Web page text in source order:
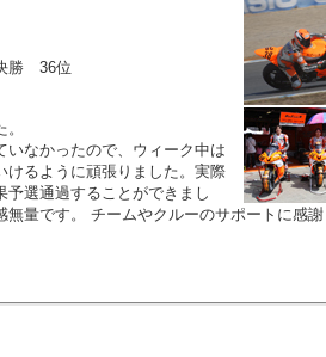
勝 36位
なかったので、ウィーク中は
けるように頑張りました。実際
予選通過することができまし
量です。 チームやクルーのサポートに感謝